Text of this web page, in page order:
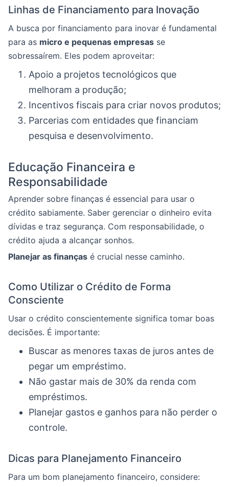
Linhas de Financiamento para Inovação
A busca por financiamento para inovar é fundamental
para as micro e pequenas empresas se
sobressaírem. Eles podem aproveitar:
Apoio a projetos tecnológicos que
melhoram a produção;
Incentivos fiscais para criar novos produtos;
Parcerias com entidades que financiam
pesquisa e desenvolvimento.
Educação Financeira e
Responsabilidade
Aprender sobre finanças é essencial para usar o
crédito sabiamente. Saber gerenciar o dinheiro evita
dívidas e traz segurança. Com responsabilidade, o
crédito ajuda a alcançar sonhos.
Planejar as finanças é crucial nesse caminho.
Como Utilizar o Crédito de Forma
Consciente
Usar o crédito conscientemente significa tomar boas
decisões. É importante:
Buscar as menores taxas de juros antes de
pegar um empréstimo.
Não gastar mais de 30% da renda com
empréstimos.
Planejar gastos e ganhos para não perder o
controle.
Dicas para Planejamento Financeiro
Para um bom planejamento financeiro, considere: